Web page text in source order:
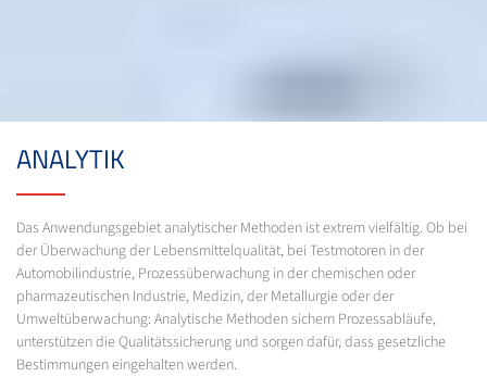
ANALYTIK
Das Anwendungsgebiet analytischer Methoden ist extrem vielfältig. Ob bei
der Überwachung der Lebensmittelqualität, bei Testmotoren in der
Automobilindustrie, Prozessüberwachung in der chemischen oder
pharmazeutischen Industrie, Medizin, der Metallurgie oder der
Umweltüberwachung: Analytische Methoden sichern Prozessabläufe,
unterstützen die Qualitätssicherung und sorgen dafür, dass gesetzliche
Bestimmungen eingehalten werden.